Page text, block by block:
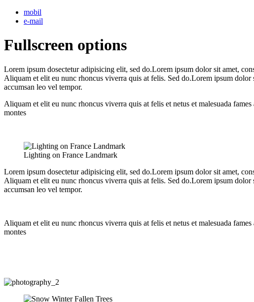
mobil
e-mail
Fullscreen options
Lorem ipsum dosectetur adipisicing elit, sed do.Lorem ipsum dolor sit amet,
Aliquam et elit eu nunc rhoncus viverra quis at felis. Sed do.Lorem ipsum
accumsan leo vel tempor.
Aliquam et elit eu nunc rhoncus viverra quis at felis et netus et malesuada
montes
Lighting on France Landmark
Lorem ipsum dosectetur adipisicing elit, sed do.Lorem ipsum dolor sit amet,
Aliquam et elit eu nunc rhoncus viverra quis at felis. Sed do.Lorem ipsum
accumsan leo vel tempor.
Aliquam et elit eu nunc rhoncus viverra quis at felis et netus et malesuada
montes